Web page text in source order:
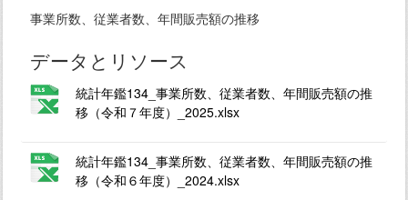
事業所数、従業者数、年間販売額の推移
データとリソース
統計年鑑134_事業所数、従業者数、年間販売額の推
移（令和７年度）_2025.xlsx
統計年鑑134_事業所数、従業者数、年間販売額の推
移（令和６年度）_2024.xlsx